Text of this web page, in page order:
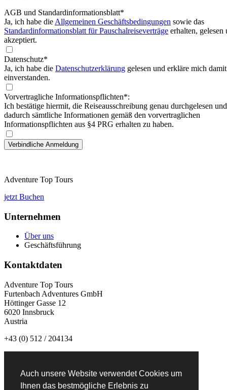
Auch unsere Website verwendet Cookies um
Ihnen das bestmögliche Erlebnis zu
AGB und Standardinformationsblatt*
Ja, ich habe die Allgemeinen Geschäftsbedingungen sowie das
Standardinformationsblatt für Pauschalreiseverträge erhalten, gelesen
akzeptiert.
Datenschutz*
Ja, ich habe die Datenschutzerklärung gelesen und erkläre mich damit
einverstanden.
Vorvertragliche Informationspflichten*:
Ich bestätige hiermit, die Reiseausschreibung genau durchgelesen und
dadurch sämtliche Informationen gemäß den vorvertraglichen
Informationspflichten aus §4 PRG erhalten zu haben.
Adventure Top Tours
jetzt Buchen
Unternehmen
Über uns
Geschäftsführung
Kontaktdaten
Adventure Top Tours
Furtenbach Adventures GmbH
Höttinger Gasse 12
6020 Innsbruck
Austria
+43 (0) 512 / 204134
Newsletteranmeldung: